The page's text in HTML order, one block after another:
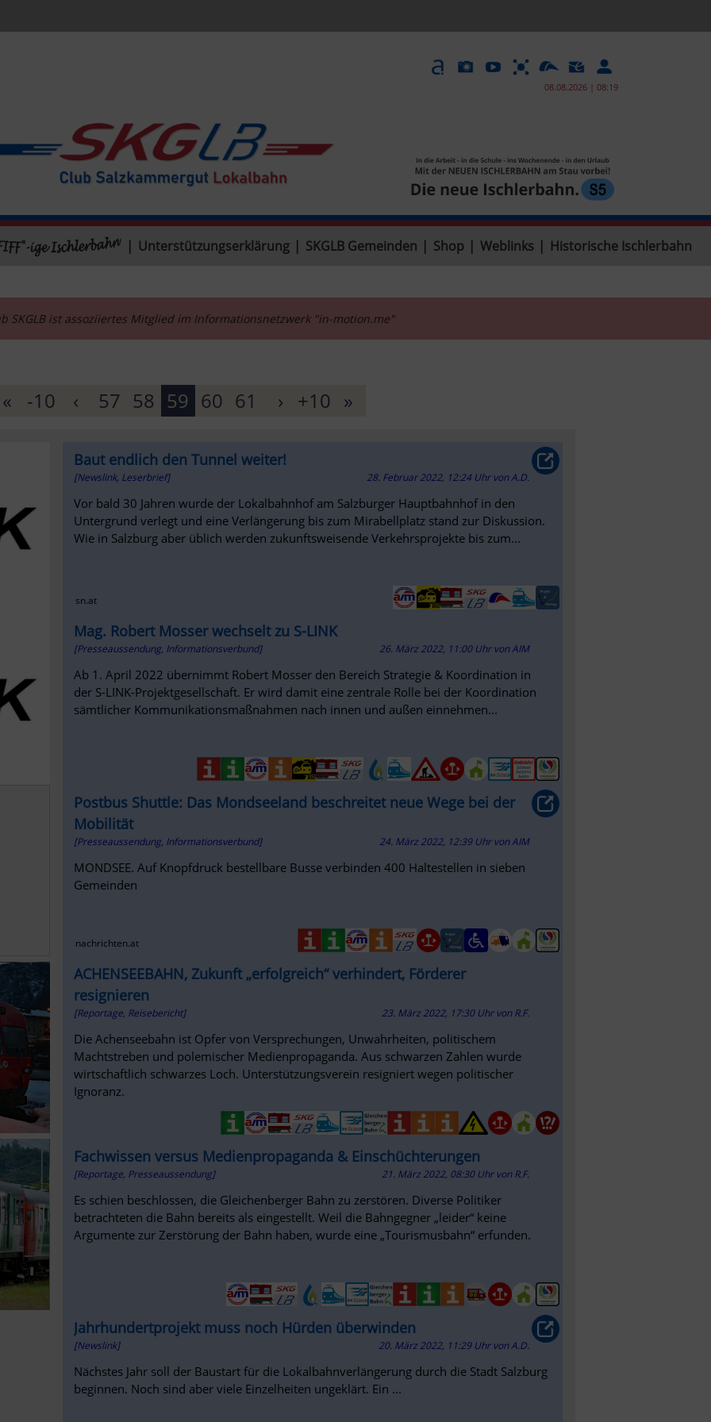
08.08.2026 | 08:19
Unterstützungserklärung SKGLB Gemeinden Shop Weblinks Historische Ischlerbahn
SKGLB ist assoziiertes Mitglied im Informationsnetzwerk "in-motion.me"
« -10 ‹ 57 58 59 60 61 › +10 »
Baut endlich den Tunnel weiter!
[Newslink, Leserbrief] 28. Februar 2022, 12:24 Uhr vonA.D.
Vor bald 30 Jahren wurde der Lokalbahnhof am Salzburger Hauptbahnhof in den
Untergrund verlegt und eine Verlängerung bis zum Mirabellplatz stand zur Diskussion.
Wie in Salzburg aber üblich werden zukunftsweisende Verkehrsprojekte bis zum...
sn.at
Mag. Robert Mosser wechselt zu S-LINK
[Presseaussendung, Informationsverbund] 26. März 2022, 11:00 Uhr vonAIM
Ab 1. April 2022 übernimmt Robert Mosser den Bereich Strategie & Koordination in
der S-LINK-Projektgesellschaft. Er wird damit eine zentrale Rolle bei der Koordination
sämtlicher Kommunikationsmaßnahmen nach innen und außen einnehmen...
Postbus Shuttle: Das Mondseeland beschreitet neue Wege bei der
Mobilität
[Presseaussendung, Informationsverbund] 24. März 2022, 12:39 Uhr vonAIM
MONDSEE. Auf Knopfdruck bestellbare Busse verbinden 400 Haltestellen in sieben
Gemeinden
nachrichten.at
ACHENSEEBAHN, Zukunft „erfolgreich“ verhindert, Förderer
resignieren
[Reportage, Reisebericht] 23. März 2022, 17:30 Uhr vonR.F.
Die Achenseebahn ist Opfer von Versprechungen, Unwahrheiten, politischem
Machtstreben und polemischer Medienpropaganda. Aus schwarzen Zahlen wurde
wirtschaftlich schwarzes Loch. Unterstützungsverein resigniert wegen politischer
Ignoranz.
Fachwissen versus Medienpropaganda & Einschüchterungen
[Reportage, Presseaussendung] 21. März 2022, 08:30 Uhr vonR.F.
Es schien beschlossen, die Gleichenberger Bahn zu zerstören. Diverse Politiker
betrachteten die Bahn bereits als eingestellt. Weil die Bahngegner „leider“ keine
Argumente zur Zerstörung der Bahn haben, wurde eine „Tourismusbahn“ erfunden.
Jahrhundertprojekt muss noch Hürden überwinden
[Newslink] 20. März 2022, 11:29 Uhr vonA.D.
Nächstes Jahr soll der Baustart für die Lokalbahnverlängerung durch die Stadt Salzburg
beginnen. Noch sind aber viele Einzelheiten ungeklärt. Ein ...